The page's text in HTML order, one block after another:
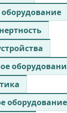
оборудование